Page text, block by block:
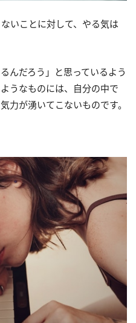
いことに対して、やる気は
んだろう」と思っているよう
うなものには、自分の中で
力が湧いてこないものです。